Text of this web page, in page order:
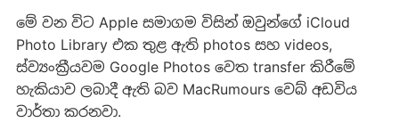
මේ වන විට Apple සමාගම විසින් ඔවුන්ගේ iCloud
Photo Library එක තුළ ඇති photos සහ videos,
ස්ව්‍යංක්‍රීයවම Google Photos වෙත transfer කිරීමේ
හැකියාව ලබාදී ඇති බව MacRumours වෙබ් අඩවිය
‍වාර්තා කරනවා.